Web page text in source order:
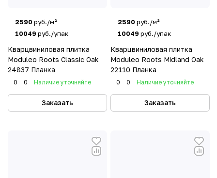
2590 руб./м²
10049 руб./упак
Кварцвиниловая плитка
Moduleo Roots Classic Oak
24837 Планка
0 0 Наличие уточняйте
Заказать
2590 руб./м²
10049 руб./упак
Кварцвиниловая плитка
Moduleo Roots Midland Oak
22110 Планка
0 0 Наличие уточняйте
Заказать